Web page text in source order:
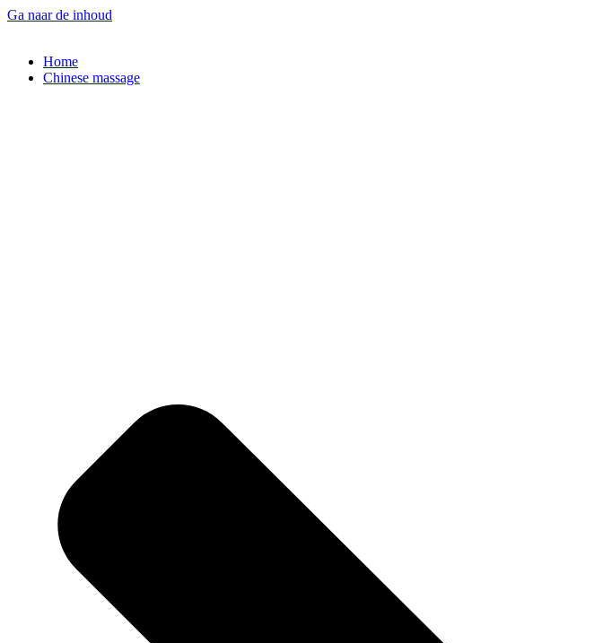
Ga naar de inhoud
Home
Chinese massage